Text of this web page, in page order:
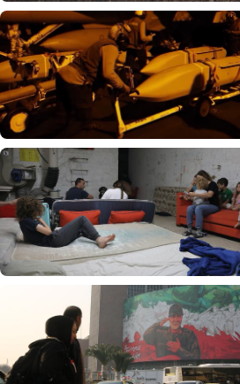
Internasional
Netanyahu bersikeras
di Gaza, tolak draf kesepakatan
Indonesia 05 Aug 2026
Internasional
Perang Iran kuras persenjataan
80 persen rudal pencegat THAAD
digunakan
Indonesia•05 Aug 2026
Internasional
Eksodus warga Israel berlanjut,
270.000 kabur dalam tiga tahun,
ungkap tren mengkhawatirkan